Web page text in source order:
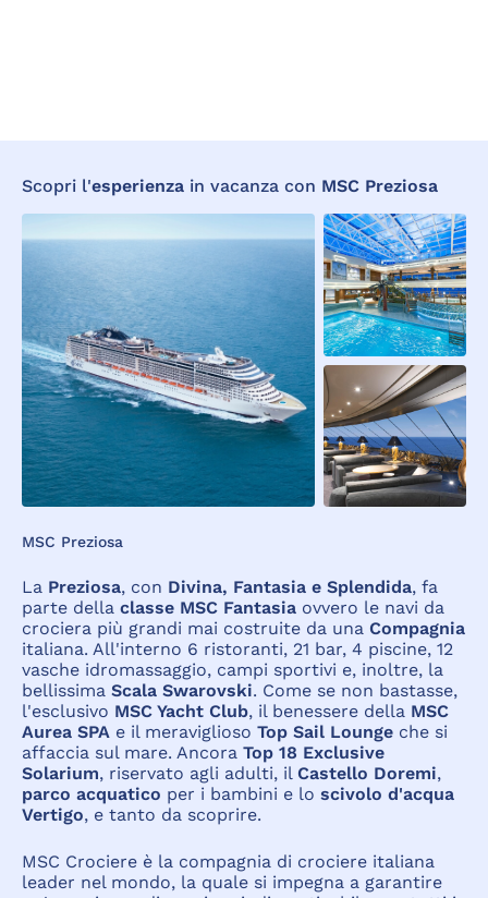
Scopri l'esperienza in vacanza con MSC Preziosa
MSC Preziosa
La Preziosa, con Divina, Fantasia e Splendida, fa
parte della classe MSC Fantasia ovvero le navi da
crociera più grandi mai costruite da una Compagnia
italiana. All'interno 6 ristoranti, 21 bar, 4 piscine, 12
vasche idromassaggio, campi sportivi e, inoltre, la
bellissima Scala Swarovski. Come se non bastasse,
l'esclusivo MSC Yacht Club, il benessere della MSC
Aurea SPA e il meraviglioso Top Sail Lounge che si
affaccia sul mare. Ancora Top 18 Exclusive
Solarium, riservato agli adulti, il Castello Doremi,
parco acquatico per i bambini e lo scivolo d'acqua
Vertigo, e tanto da scoprire.
MSC Crociere è la compagnia di crociere italiana
leader nel mondo, la quale si impegna a garantire